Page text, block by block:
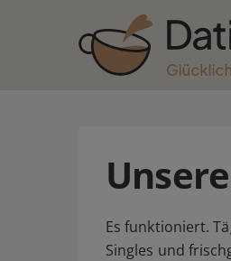
Es funktioniert.
Singles und